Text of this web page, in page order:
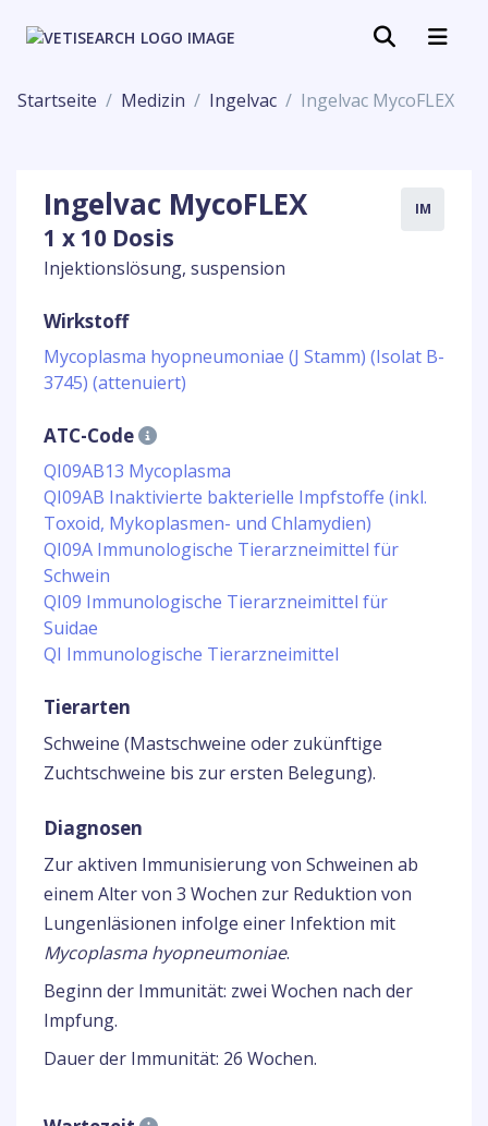
Startseite Medizin Ingelvac Ingelvac MycoFLEX
Ingelvac MycoFLEX
1 x 10 Dosis
Injektionslösung, suspension
IM
Wirkstoff
Mycoplasma hyopneumoniae (J Stamm) (Isolat B-
3745) (attenuiert)
ATC-Code
QI09AB13 Mycoplasma
QI09AB Inaktivierte bakterielle Impfstoffe (inkl.
Toxoid, Mykoplasmen- und Chlamydien)
QI09A Immunologische Tierarzneimittel für
Schwein
QI09 Immunologische Tierarzneimittel für
Suidae
QI Immunologische Tierarzneimittel
Tierarten
Schweine (Mastschweine oder zukünftige
Zuchtschweine bis zur ersten Belegung).
Diagnosen
Zur aktiven Immunisierung von Schweinen ab
einem Alter von 3 Wochen zur Reduktion von
Lungenläsionen infolge einer Infektion mit
Mycoplasma hyopneumoniae.
Beginn der Immunität: zwei Wochen nach der
Impfung.
Dauer der Immunität: 26 Wochen.